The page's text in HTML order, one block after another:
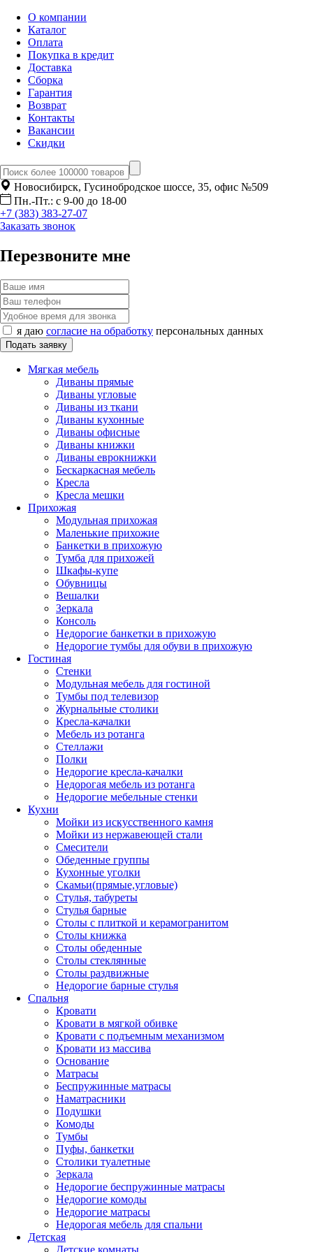
О компании
Каталог
Оплата
Покупка в кредит
Доставка
Сборка
Гарантия
Возврат
Контакты
Вакансии
Скидки
Новосибирск, Гусинобродское шоссе, 35, офис №509
Пн.-Пт.: с 9-00 до 18-00
+7 (383) 383-27-07
Заказать звонок
Перезвоните мне
я даю согласие на обработку персональных данных
Мягкая мебель
Диваны прямые
Диваны угловые
Диваны из ткани
Диваны кухонные
Диваны офисные
Диваны книжки
Диваны еврокнижки
Бескаркасная мебель
Кресла
Кресла мешки
Прихожая
Модульная прихожая
Маленькие прихожие
Банкетки в прихожую
Тумба для прихожей
Шкафы-купе
Обувницы
Вешалки
Зеркала
Консоль
Недорогие банкетки в прихожую
Недорогие тумбы для обуви в прихожую
Гостиная
Стенки
Модульная мебель для гостиной
Тумбы под телевизор
Журнальные столики
Кресла-качалки
Мебель из ротанга
Стеллажи
Полки
Недорогие кресла-качалки
Недорогая мебель из ротанга
Недорогие мебельные стенки
Кухни
Мойки из искусственного камня
Мойки из нержавеющей стали
Смесители
Обеденные группы
Кухонные уголки
Скамьи(прямые,угловые)
Стулья, табуреты
Стулья барные
Столы с плиткой и керамогранитом
Столы книжка
Столы обеденные
Столы стеклянные
Столы раздвижные
Недорогие барные стулья
Спальня
Кровати
Кровати в мягкой обивке
Кровати с подъемным механизмом
Кровати из массива
Основание
Матрасы
Беспружинные матрасы
Наматрасники
Подушки
Комоды
Тумбы
Пуфы, банкетки
Столики туалетные
Зеркала
Недорогие беспружинные матрасы
Недорогие комоды
Недорогие матрасы
Недорогая мебель для спальни
Детская
Детские комнаты